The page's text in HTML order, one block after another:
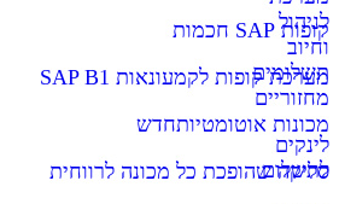
לניהול
וחיוב
תשלומים
מחזוריים
לינקים
לתשלום
קופות SAP חכמות
מערכת קופות לקמעונאות SAP B1
מכונות אוטומטיותחדש
סליקה שהופכת כל מכונה לרווחית